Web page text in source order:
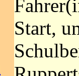
Start,